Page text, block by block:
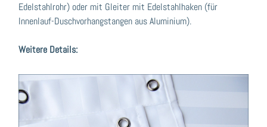
Edelstahlrohr) oder mit Gleiter mit Edelstahlhaken (für
Innenlauf-Duschvorhangstangen aus Aluminium).
Weitere Details: